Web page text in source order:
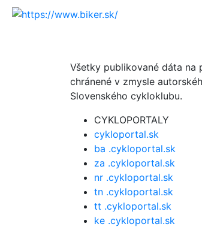
Všetky publikované dáta na
chránené v zmysle
Slovenského cykloklubu.
CYKLOPORTALY
cykloportal.sk
ba .cykloportal.sk
za .cykloportal.sk
nr .cykloportal.sk
tn .cykloportal.sk
tt .cykloportal.sk
ke .cykloportal.sk